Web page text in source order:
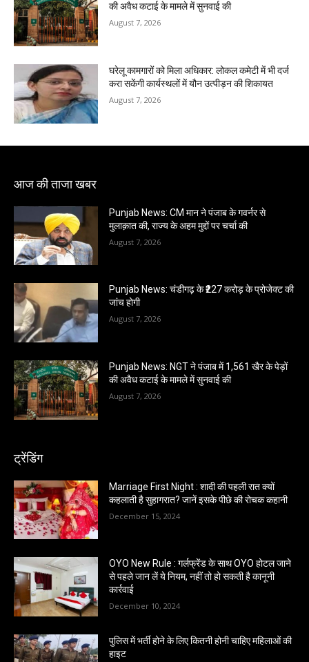
की अवैध कटाई के मामले में सुनवाई की
August 7, 2026
घरेलू कामगारों को मिला अधिकार: लोकल कमेटी में भी दर्ज
करा सकेंगी कार्यस्थलों में यौन उत्पीड़न की शिकायत
August 7, 2026
आज की ताजा खबर
Punjab News: CM मान ने पंजाब के गवर्नर से
मुलाक़ात की, राज्य के अहम मुद्दों पर चर्चा की
August 7, 2026
Punjab News: चंडीगढ़ के ₹227 करोड़ के प्रोजेक्ट की
जांच होगी
August 7, 2026
Punjab News: NGT ने पंजाब में 1,561 खैर के पेड़ों
की अवैध कटाई के मामले में सुनवाई की
August 7, 2026
ट्रेंडिंग
Marriage First Night : शादी की पहली रात क्यों
कहलाती है सुहागरात? जानें इसके पीछे की रोचक कहानी
December 15, 2024
OYO New Rule : गर्लफ्रेंड के साथ OYO होटल जाने
से पहले जान लें ये नियम, नहीं तो हो सकती है कानूनी
कार्रवाई
December 10, 2024
पुलिस में भर्ती होने के लिए कितनी होनी चाहिए महिलाओं की
हाइट